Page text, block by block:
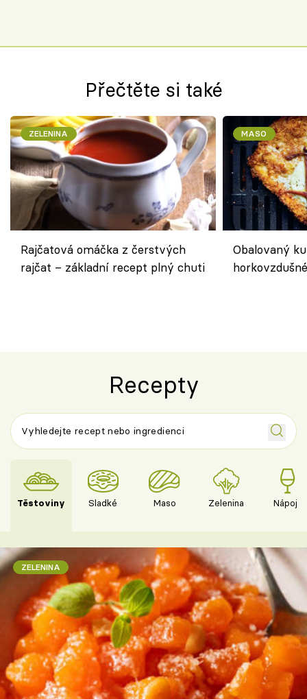
Přečtěte si také
ZELENINA
Rajčatová omáčka z čerstvých
rajčat – základní recept plný chuti
MASO
Obalovaný
Recepty
Těstoviny Sladké Maso Zelenina Nápoje
ZELENINA